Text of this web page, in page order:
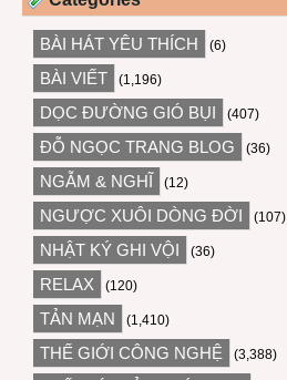
BÀI HÁT YÊU THÍCH (6)
BÀI VIẾT (1,196)
DỌC ĐƯỜNG GIÓ BỤI (407)
ĐỖ NGỌC TRANG BLOG (36)
NGẪM & NGHĨ (12)
NGƯỢC XUÔI DÒNG ĐỜI (107)
NHẬT KÝ GHI VỘI (36)
RELAX (120)
TẢN MẠN (1,410)
THẾ GIỚI CÔNG NGHỆ (3,388)